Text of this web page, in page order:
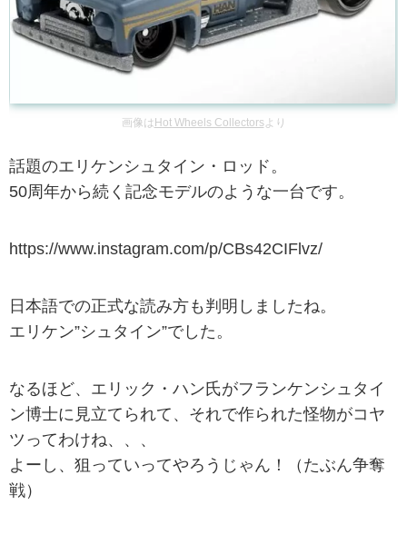
画像は Hot Wheels Collectors より
話題のエリケンシュタイン・ロッド。
50周年から続く記念モデルのような一台です。
https://www.instagram.com/p/CBs42CIFlvz/
日本語での正式な読み方も判明しましたね。
エリケン”シュタイン”でした。
なるほど、エリック・ハン氏がフランケンシュタイ
ン博士に見立てられて、それで作られた怪物がコヤ
ツってわけね、、、
よーし、狙っていってやろうじゃん！（たぶん争奪
戦）